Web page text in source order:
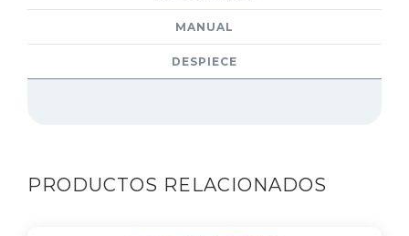
MANUAL
DESPIECE
PRODUCTOS RELACIONADOS